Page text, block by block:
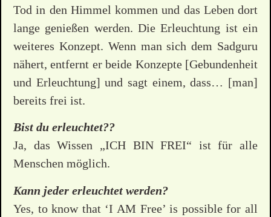
Tod in den Himmel kommen und das Leben dort
lange genießen werden. Die Erleuchtung ist ein
weiteres Konzept. Wenn man sich dem Sadguru
nähert, entfernt er beide Konzepte [Gebundenheit
und Erleuchtung] und sagt einem, dass… [man]
bereits frei ist.
Bist du erleuchtet??
Ja, das Wissen „ICH BIN FREI“ ist für alle
Menschen möglich.
Kann jeder erleuchtet werden?
Yes, to know that ‘I AM Free’ is possible for all